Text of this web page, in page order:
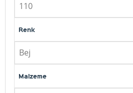
110
Renk
Bej
Malzeme